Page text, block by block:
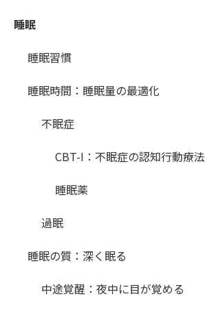
睡眠
睡眠習慣
睡眠時間：睡眠量の最適化
不眠症
CBT-I：不眠症の認知行動療法
睡眠薬
過眠
睡眠の質：深く眠る
中途覚醒：夜中に目が覚める